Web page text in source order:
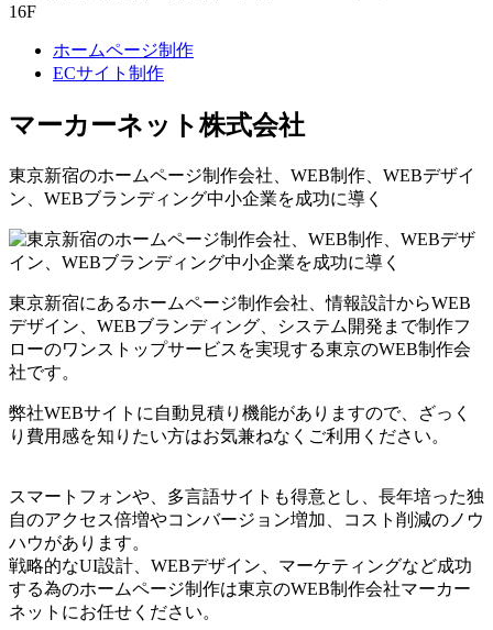
16F
ホームページ制作
ECサイト制作
マーカーネット株式会社
東京新宿のホームページ制作会社、WEB制作、WEBデザイ
ン、WEBブランディング中小企業を成功に導く
東京新宿にあるホームページ制作会社、情報設計からWEB
デザイン、WEBブランディング、システム開発まで制作フ
ローのワンストップサービスを実現する東京のWEB制作会
社です。
弊社WEBサイトに自動見積り機能がありますので、ざっく
り費用感を知りたい方はお気兼ねなくご利用ください。
スマートフォンや、多言語サイトも得意とし、長年培った独
自のアクセス倍増やコンバージョン増加、コスト削減のノウ
ハウがあります。
戦略的なUI設計、WEBデザイン、マーケティングなど成功
する為のホームページ制作は東京のWEB制作会社マーカー
ネットにお任せください。